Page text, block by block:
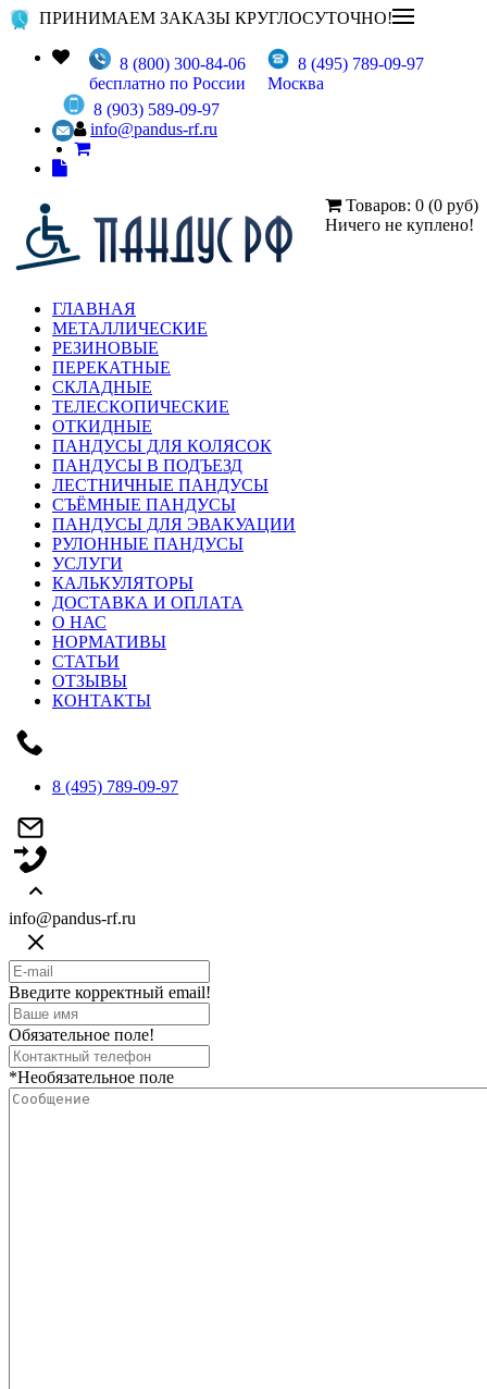
ПРИНИМАЕМ ЗАКАЗЫ КРУГЛОСУТОЧНО!
8 (800) 300-84-06
бесплатно по России
8 (495) 789-09-97
Москва
8 (903) 589-09-97
info@pandus-rf.ru
Товаров: 0 (0 руб)
Ничего не куплено!
ГЛАВНАЯ
МЕТАЛЛИЧЕСКИЕ
РЕЗИНОВЫЕ
ПЕРЕКАТНЫЕ
СКЛАДНЫЕ
ТЕЛЕСКОПИЧЕСКИЕ
ОТКИДНЫЕ
ПАНДУСЫ ДЛЯ КОЛЯСОК
ПАНДУСЫ В ПОДЪЕЗД
ЛЕСТНИЧНЫЕ ПАНДУСЫ
СЪЁМНЫЕ ПАНДУСЫ
ПАНДУСЫ ДЛЯ ЭВАКУАЦИИ
РУЛОННЫЕ ПАНДУСЫ
УСЛУГИ
КАЛЬКУЛЯТОРЫ
ДОСТАВКА И ОПЛАТА
О НАС
НОРМАТИВЫ
СТАТЬИ
ОТЗЫВЫ
КОНТАКТЫ
8 (495) 789-09-97
info@pandus-rf.ru
Введите корректный email!
Обязательное поле!
*Необязательное поле